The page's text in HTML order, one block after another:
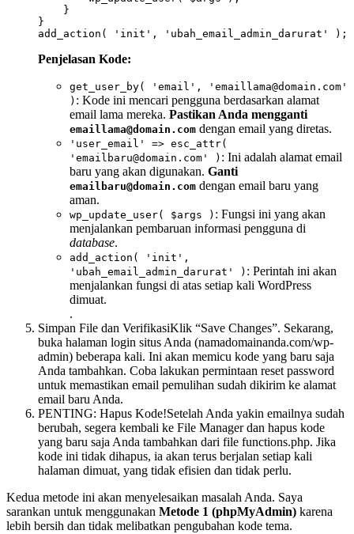
    }
}
add_action(
'init' , 'ubah_email_admin_darurat'
Penjelasan Kode:
get_user_by( 'email', 'emaillama@domain.com'
) : Kode ini mencari pengguna berdasarkan alamat
email lama mereka. Pastikan Anda mengganti
emaillama@domain.com dengan email yang diretas.
'user_email' => esc_attr(
'emailbaru@domain.com' ) : Ini adalah alamat email
baru yang akan digunakan. Ganti
emailbaru@domain.com dengan email baru yang
aman.
wp_update_user( $args ) : Fungsi ini yang akan
menjalankan pembaruan informasi pengguna di
database.
add_action( 'init',
'ubah_email_admin_darurat' ) : Perintah ini akan
menjalankan fungsi di atas setiap kali WordPress
dimuat.
.
Simpan File dan VerifikasiKlik “Save Changes”. Sekarang,
buka halaman login situs Anda (namadomainanda.com/wp-
admin) beberapa kali. Ini akan memicu kode yang baru saja
Anda tambahkan. Coba lakukan permintaan reset password
untuk memastikan email pemulihan sudah dikirim ke alamat
email baru Anda.
PENTING: Hapus Kode!Setelah Anda yakin emailnya sudah
berubah, segera kembali ke File Manager dan hapus kode
yang baru saja Anda tambahkan dari file functions.php. Jika
kode ini tidak dihapus, ia akan terus berjalan setiap kali
halaman dimuat, yang tidak efisien dan tidak perlu.
Kedua metode ini akan menyelesaikan masalah Anda. Saya
sarankan untuk menggunakan Metode 1 (phpMyAdmin) karena
lebih bersih dan tidak melibatkan pengubahan kode tema.